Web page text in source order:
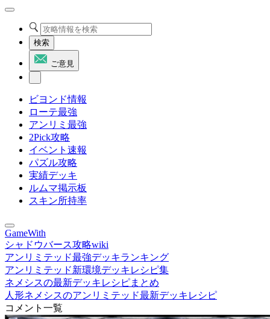
検索
ご意見
ビヨンド情報
ローテ最強
アンリミ最強
2Pick攻略
イベント速報
パズル攻略
実績デッキ
ルムマ掲示板
スキン所持率
GameWith
シャドウバース攻略wiki
アンリミテッド最強デッキランキング
アンリミテッド新環境デッキレシピ集
ネメシスの最新デッキレシピまとめ
人形ネメシスのアンリミテッド最新デッキレシピ
コメント一覧